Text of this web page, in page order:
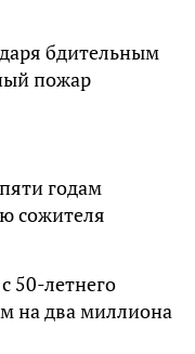
бдительным
пожар
годам
сожителя
50-летнего
на два миллиона